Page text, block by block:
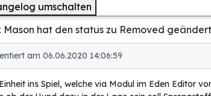
umschalten
Mason hat den status zu Removed
am 06.06.2020 14:06:59
ins Spiel, welche via Modul im Eden Editor